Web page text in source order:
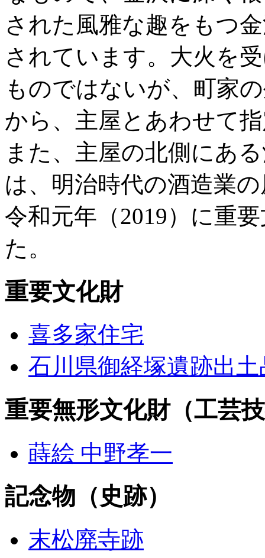
された風雅な趣をもつ
されています。大火を
ものではないが、町家
から、主屋とあわせて
また、主屋の北側にあ
は、明治時代の酒造業
令和元年（2019）に重
た。
重要文化財
喜多家住宅
石川県御経塚遺跡出土
重要無形文化財（工芸
蒔絵 中野孝一
記念物（史跡）
末松廃寺跡